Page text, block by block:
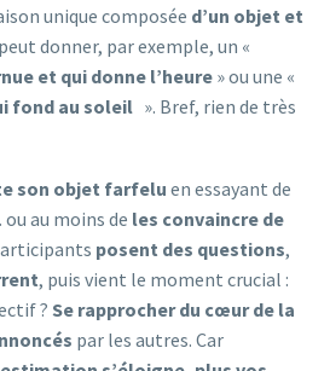
unique composée d’un objet et
donner, par exemple, un «
et qui donne l’heure » ou une «
fond au soleil ». Bref, rien de très
son objet farfeluen essayant de
au moins de les convaincre de
posent des questions,
, puis vient le moment crucial :
? Se rapprocher du cœur de la
par les autres. Car